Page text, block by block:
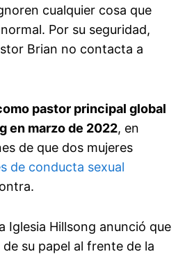
cualquier cosa que
Por su seguridad,
Brian no contacta a
pastor principal global
en marzo de 2022, en
de que dos mujeres
de conducta sexual
Iglesia Hillsong anunció que
su papel al frente de la